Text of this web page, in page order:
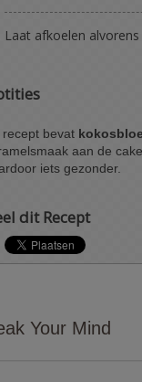
Laat afkoelen
recept bevat
aan de
iets gezonder.
dit Recept
Your Mind